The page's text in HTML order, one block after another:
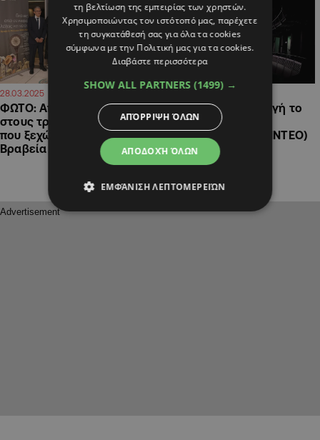
28.03.2025
ΦΩΤΟ: Απονεμήθηκαν
στους τρεις καλλιτέχνες
που ξεχώρισαν το 2024 τα
Βραβεία Θεάτρου ΘΟΚ
27.03.2025 20:56
Με δική του παραγωγή το
2026 στο Φεστιβάλ
Επιδαυρου ο ΘΟΚ (ΒΙΝΤΕΟ)
τη βελτίωση της εμπειρίας των χρηστών.
Χρησιμοποιώντας τον ιστότοπό μας, παρέχετε
τη συγκατάθεσή σας για όλα τα cookies
σύμφωνα με την Πολιτική μας για τα cookies.
Διαβάστε περισσότερα
SHOW ALL PARTNERS (1499) →
ΑΠΟΔΟΧΉ ΌΛΩΝ
ΑΠΌΡΡΙΨΗ ΌΛΩΝ
ΕΜΦΆΝΙΣΗ ΛΕΠΤΟΜΕΡΕΙΏΝ